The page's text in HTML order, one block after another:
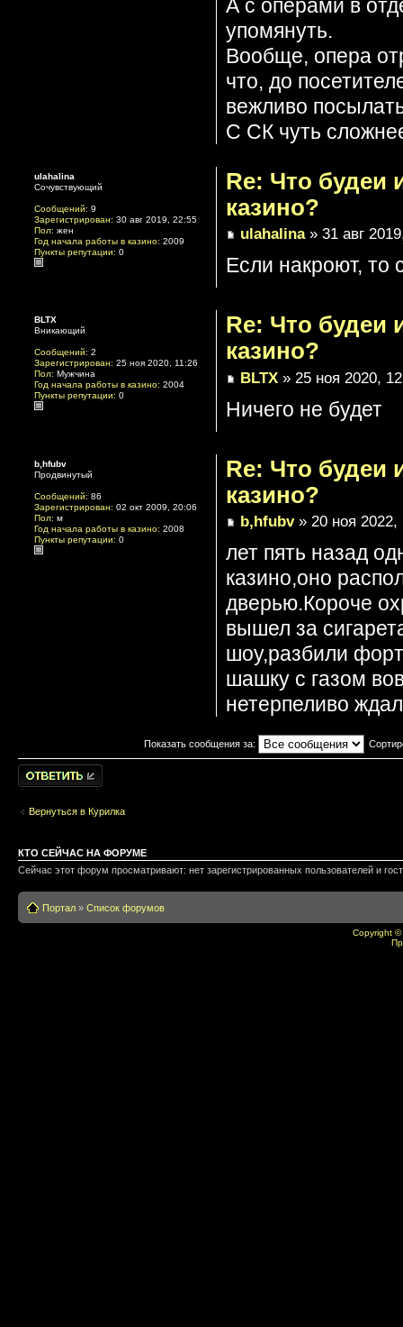
А с операми в
упомянуть.
Вообще, опера
что, до
вежливо
С СК чуть
Re: Что будеи
казино?
ulahalina» 31 авг
Если накроют, то
ulahalina
Сочувствующий
Сообщений: 9
Зарегистрирован: 30 авг 2019, 22:55
Пол: жен
Год начала работы в казино: 2009
Пункты репутации: 0
Re: Что будеи
казино?
BLTX» 25 ноя 2020,
Ничего не будет
BLTX
Вникающий
Сообщений: 2
Зарегистрирован: 25 ноя 2020, 11:26
Пол: Мужчина
Год начала работы в казино: 2004
Пункты репутации: 0
Re: Что будеи
казино?
b,hfubv» 20 ноя 2022,
лет пять назад
казино,оно
дверью.Короче
вышел за
шоу,разбили
шашку с газом
нетерпеливо
b,hfubv
Продвинутый
Сообщений: 86
Зарегистрирован: 02 окт 2009, 20:06
Пол: м
Год начала работы в казино: 2008
Пункты репутации: 0
Показать сообщения за:
Написать
комментарии
Вернуться в Курилка
КТО СЕЙЧАС НА ФОРУМЕ
Сейчас этот форум просматривают: нет зарегистрированных пользователей и
Портал » Список форумов
Copyright